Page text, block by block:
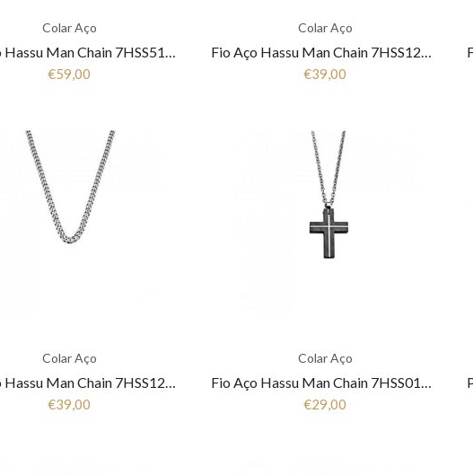
Colar Aço
Fio Aço Hassu Man Chain 7HSS510374C
€59,00
Colar Aço
Fio Aço Hassu Man Chain 7HSS1200642
€39,00
Colar Aço
Fio Aço Hassu Man Chain 7HSS1200603
€39,00
Colar Aço
Fio Aço Hassu Man Chain 7HSS010826A
€29,00